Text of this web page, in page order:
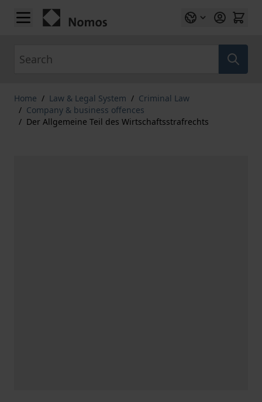
Skip to Content
Home / Law & Legal System / Criminal Law
/ Company & business offences
/ Der Allgemeine Teil des Wirtschaftsstrafrechts